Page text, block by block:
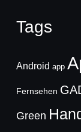
Tags
Android app
Fernsehen
Green